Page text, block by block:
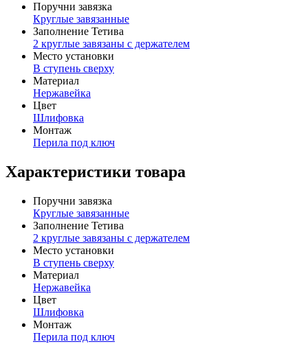
Поручни завязка
Круглые завязанные
Заполнение Тетива
2 круглые завязаны с держателем
Место установки
В ступень сверху
Материал
Нержавейка
Цвет
Шлифовка
Монтаж
Перила под ключ
Характеристики товара
Поручни завязка
Круглые завязанные
Заполнение Тетива
2 круглые завязаны с держателем
Место установки
В ступень сверху
Материал
Нержавейка
Цвет
Шлифовка
Монтаж
Перила под ключ